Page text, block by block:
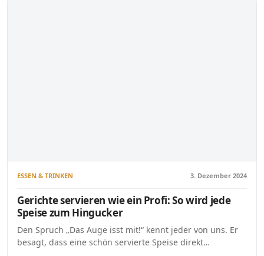
ESSEN & TRINKEN 3. Dezember 2024
Gerichte servieren wie ein Profi: So wird jede
Speise zum Hingucker
Den Spruch „Das Auge isst mit!“ kennt jeder von uns. Er
besagt, dass eine schön servierte Speise direkt…